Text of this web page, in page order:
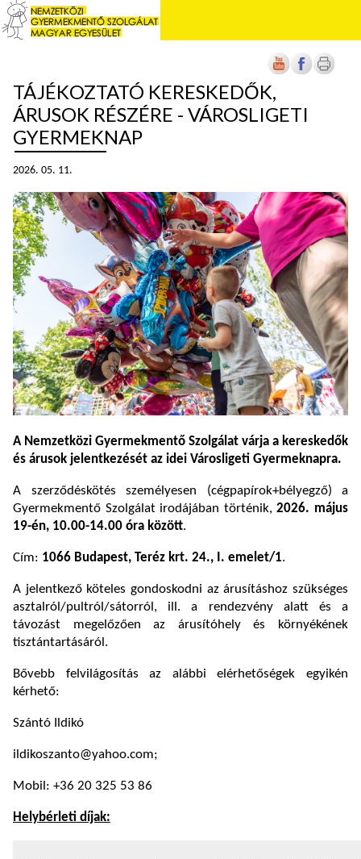
TÁJÉKOZTATÓ KERESKEDŐK,
ÁRUSOK RÉSZÉRE - VÁROSLIGETI
GYERMEKNAP
2026. 05. 11.
A Nemzetközi Gyermekmentő Szolgálat várja a kereskedők
és árusok jelentkezését az idei Városligeti Gyermeknapra.
A szerződéskötés személyesen (cégpapírok+bélyegző) a
Gyermekmentő Szolgálat irodájában történik,2026. május
19-én, 10.00-14.00 óra között.
Cím: 1066 Budapest, Teréz krt. 24., I. emelet/1.
A jelentkező köteles gondoskodni az árusításhoz szükséges
asztalról/pultról/sátorról, ill. a rendezvény alatt és a
távozást megelőzően az árusítóhely és környékének
tisztántartásáról.
Bővebb felvilágosítás az alábbi elérhetőségek egyikén
kérhető:
Szántó Ildikó
ildikoszanto@yahoo.com;
Mobil: +36 20 325 53 86
Helybérleti díjak: